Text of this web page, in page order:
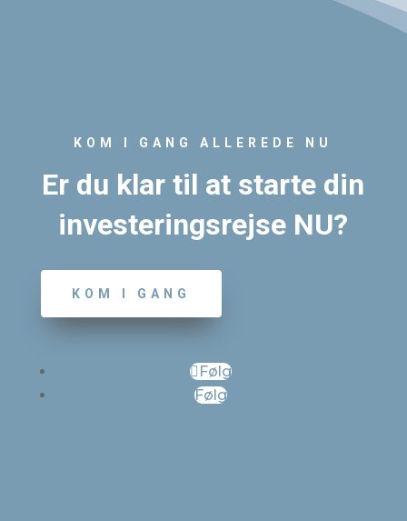
KOM I GANG ALLEREDE NU
Er du klar til at starte din
investeringsrejse NU?
KOM I GANG
Følg
Følg